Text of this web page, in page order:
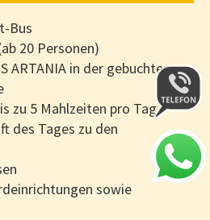
Bus
20 Personen)
ARTANIA in der gebuchten
zu 5 Mahlzeiten pro Tag
des Tages zu den
sowie